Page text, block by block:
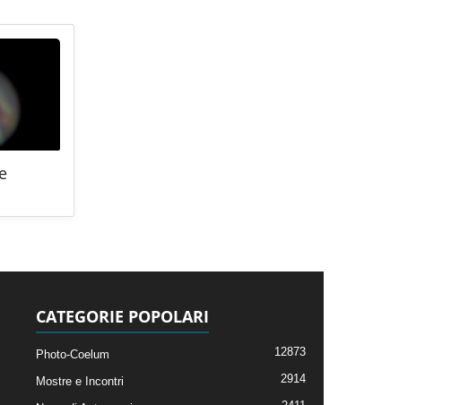
CATEGORIE POPOLARI
Photo-Coelum 12873
Mostre e Incontri 2914